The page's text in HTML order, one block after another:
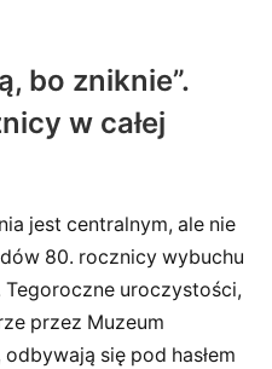
bo zniknie”.
w całej
jest centralnym, ale nie
80. rocznicy wybuchu
Tegoroczne uroczystości,
przez Muzeum
się pod hasłem